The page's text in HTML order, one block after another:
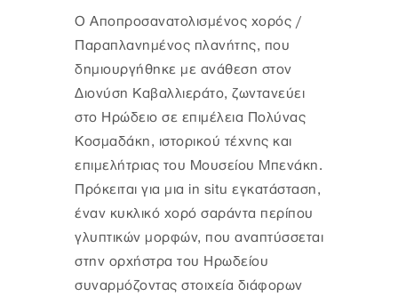
Ο Αποπροσανατολισμένος χορός /
Παραπλανημένος πλανήτης, που
δημιουργήθηκε με ανάθεση στον
Διονύση Καβαλλιεράτο, ζωντανεύει
στο Ηρώδειο σε επιμέλεια Πολύνας
Κοσμαδάκη, ιστορικού τέχνης και
επιμελήτριας του Μουσείου Μπενάκη.
Πρόκειται για μια in situ εγκατάσταση,
έναν κυκλικό χορό σαράντα περίπου
γλυπτικών μορφών, που αναπτύσσεται
στην ορχήστρα του Ηρωδείου
συναρμόζοντας στοιχεία διάφορων